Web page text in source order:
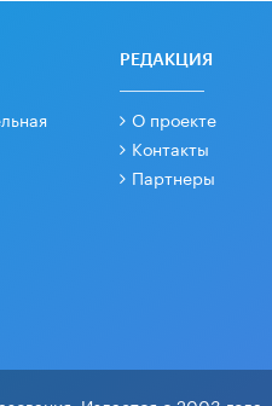
РЕДАКЦИЯ
О проекте
Контакты
Партнеры